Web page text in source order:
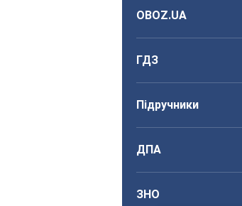
OBOZ.UA
ГДЗ
Підручники
ДПА
ЗНО